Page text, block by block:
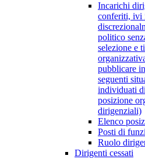
Incarichi
conferiti, ivi
politico
selezione e
pubblicare
seguenti
individuati
posizione
dirigenziali)
Elenco
Posti di
Ruolo
Dirigenti cessati